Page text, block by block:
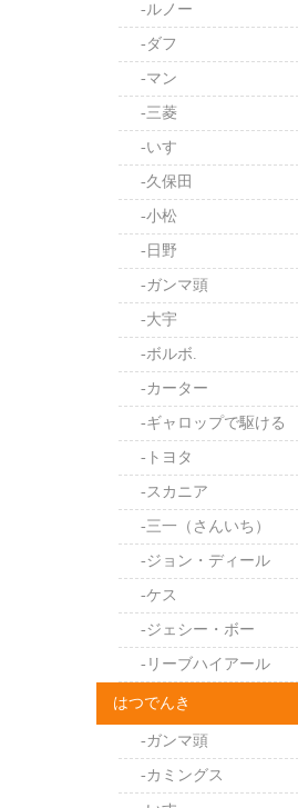
-ルノー
-ダフ
-マン
-三菱
-いすゞ
-久保田
-小松
-日野
-ガンマ頭
-大宇
-ボルボ.
-カーター
-ギャロップで駆ける
-トヨタ
-スカニア
-三一（さんいち）
-ジョン・ディール
-ケス
-ジェシー・ボー
-リーブハイアール
はつでんき
-ガンマ頭
-カミングス